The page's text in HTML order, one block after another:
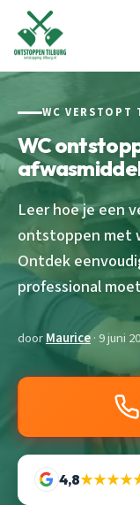
WC VERSTOPT
WC
Leer hoe je een
ontstoppen met
Ontdek
professional
doorMaurice· 9 juni
4,8